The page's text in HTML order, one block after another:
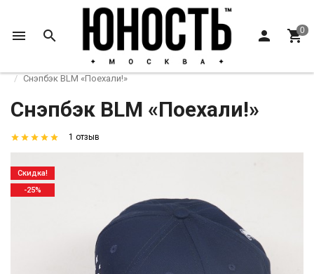
Friends Family Forever
Black Light Magic
Снэпбэк BLM «Поехали!»
Снэпбэк BLM «Поехали!»
1 отзыв
Скидка!
-25%